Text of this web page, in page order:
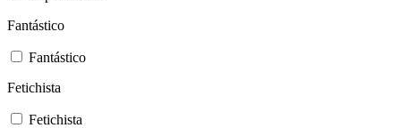
Fantástico
Fantástico
Fetichista
Fetichista